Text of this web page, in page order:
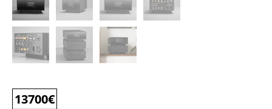
13700€